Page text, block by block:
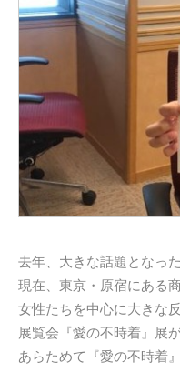
去年、大きな話題となっ
現在、東京・原宿にある
女性たちを中心に大きな
展覧会『愛の不時着』展
あらためて『愛の不時着